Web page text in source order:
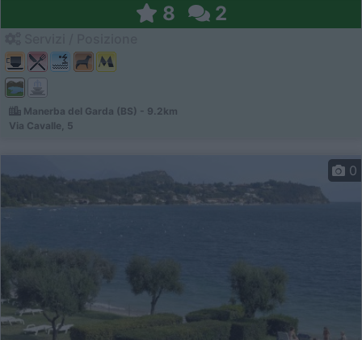
8 2
Manerba del Garda (BS) - 9.2km
Via Cavalle, 5
0